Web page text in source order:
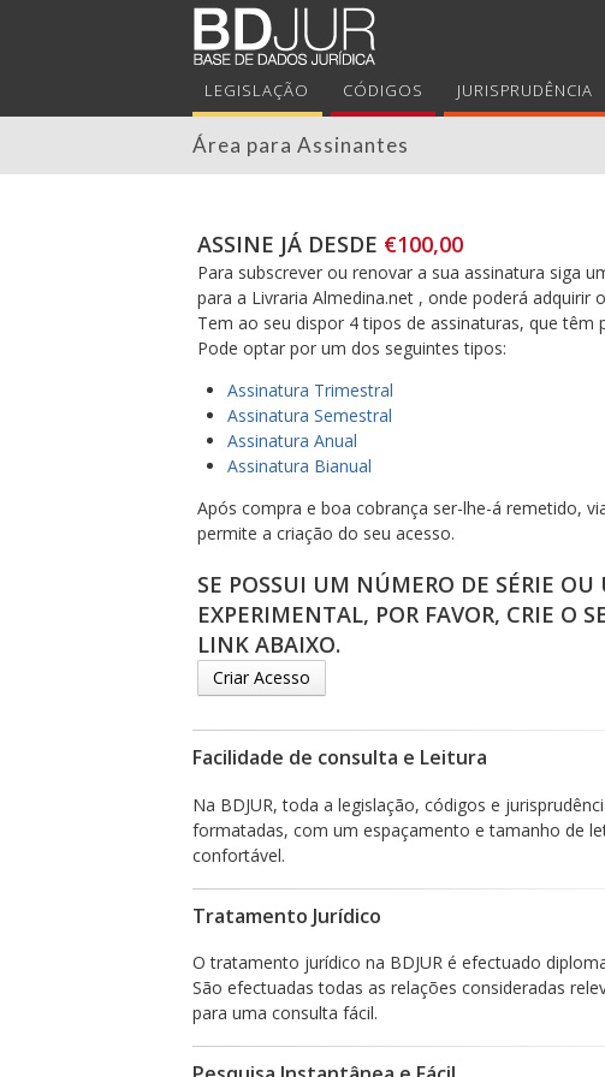
LEGISLAÇÃO CÓDIGOS JURISPRUDÊNCIA
Área para Assinantes
ASSINE JÁ DESDE €100,00
Para subscrever ou renovar a sua assinatura siga
para a Livraria Almedina.net , onde poderá adquirir
Tem ao seu dispor 4 tipos de assinaturas, que têm
Pode optar por um dos seguintes tipos:
Assinatura Trimestral
Assinatura Semestral
Assinatura Anual
Assinatura Bianual
Após compra e boa cobrança ser-lhe-á remetido,
permite a criação do seu acesso.
SE POSSUI UM NÚMERO DE SÉRIE OU
EXPERIMENTAL, POR FAVOR, CRIE O
LINK ABAIXO.
Criar Acesso
Facilidade de consulta e Leitura
Na BDJUR, toda a legislação, códigos e
formatadas, com um espaçamento e tamanho de
confortável.
Tratamento Jurídico
O tratamento jurídico na BDJUR é efectuado
São efectuadas todas as relações consideradas
para uma consulta fácil.